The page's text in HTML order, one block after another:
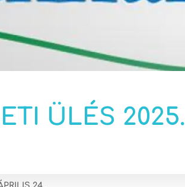
ÜLÉS 2025.